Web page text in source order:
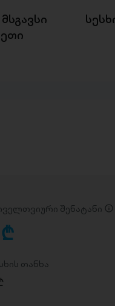
შენატანი
D
თანხა